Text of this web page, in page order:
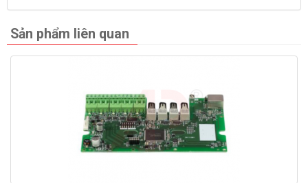
Sản phẩm liên quan